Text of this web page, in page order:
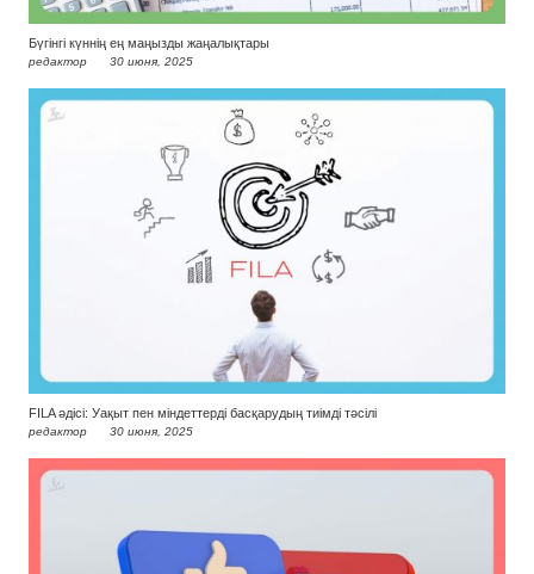
Бүгінгі күннің ең маңызды жаңалықтары
редактор 30 июня, 2025
FILA әдісі: Уақыт пен міндеттерді басқарудың тиімді тәсілі
редактор 30 июня, 2025